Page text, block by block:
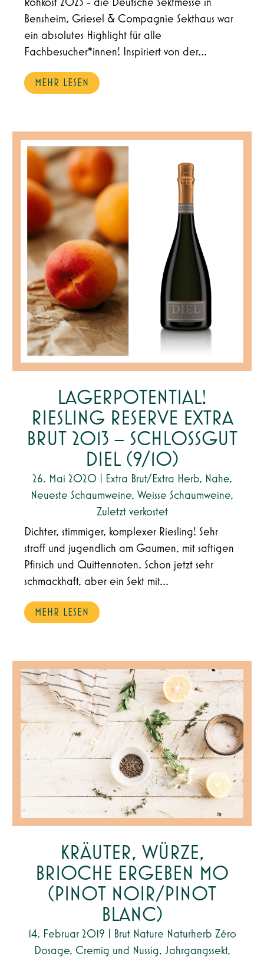
Rohkost 2023 - die Deutsche Sektmesse in
Bensheim, Griesel & Compagnie Sekthaus war
ein absolutes Highlight für alle
Fachbesucher*innen! Inspiriert von der...
MEHR LESEN
LAGERPOTENTIAL!
RIESLING RESERVE EXTRA
BRUT 2013 – SCHLOSSGUT
DIEL (9/10)
26. Mai 2020| Extra Brut/Extra Herb, Nahe,
Neueste Schaumweine, Weisse Schaumweine,
Zuletzt verkostet
Dichter, stimmiger, komplexer Riesling! Sehr
straff und jugendlich am Gaumen, mit saftigen
Pfirsich und Quittennoten. Schon jetzt sehr
schmackhaft, aber ein Sekt mit...
MEHR LESEN
KRÄUTER, WÜRZE,
BRIOCHE ERGEBEN MO
(PINOT NOIR/PINOT
BLANC)
14. Februar 2019
Brut Nature Naturherb Zéro
Dosage, Cremig und Nussig, Jahrgangssekt,